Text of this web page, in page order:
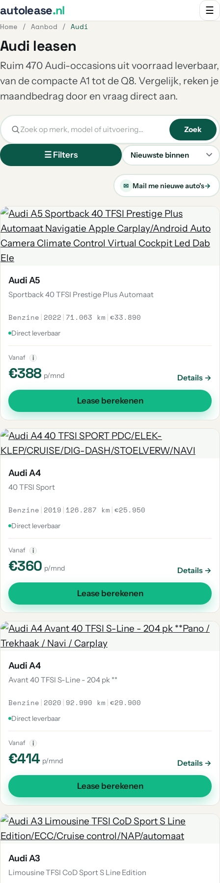
autolease.nl ☰
Home / Aanbod / Audi
Audi leasen
Ruim 470 Audi-occasions uit voorraad leverbaar,
van de compacte A1 tot de Q8. Vergelijk, reken je
maandbedrag door en vraag direct aan.
☰ Filters
Sorteren
Zoek
✉ Mail me nieuwe auto's→
Audi A5
Sportback 40 TFSI Prestige Plus Automaat
Benzine | 2022 | 71.063 km |€33.890
Direct leverbaar
Vanaf i
€388 p/mnd Details →
Lease berekenen
Audi A4
40 TFSI Sport
Benzine | 2019 | 126.287 km |€25.950
Direct leverbaar
Vanaf i
€360 p/mnd Details →
Lease berekenen
Audi A4
Avant 40 TFSI S-Line - 204 pk **
Benzine | 2020 | 92.990 km |€29.900
Direct leverbaar
Vanaf i
€414 p/mnd Details →
Lease berekenen
Audi A3
Limousine TFSI CoD Sport S Line Edition